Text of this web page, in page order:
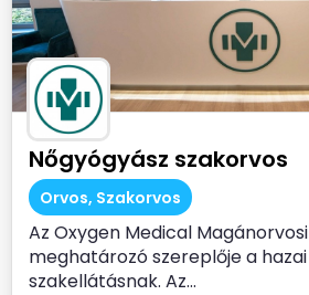
Nőgyógyász szakorvos
Orvos, Szakorvos
Az Oxygen Medical
meghatározó szereplője a
szakellátásnak. Az...